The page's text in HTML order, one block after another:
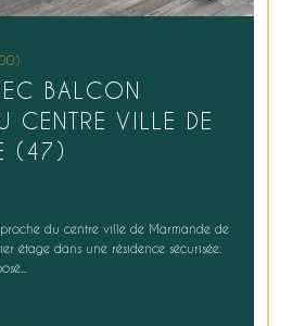
BALCON
CENTRE VILLE DE
(47)
du centre ville de Marmande de
étage dans une résidence sécurisée.